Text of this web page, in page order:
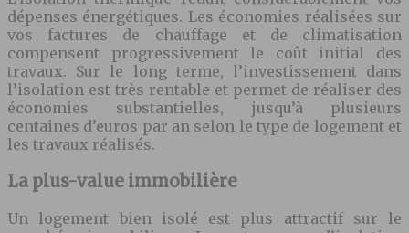
dépenses énergétiques. Les économies réalisées sur
vos factures de chauffage et de climatisation
compensent progressivement le coût initial des
travaux. Sur le long terme, l’investissement dans
l’isolation est très rentable et permet de réaliser des
économies substantielles, jusqu’à plusieurs
centaines d’euros par an selon le type de logement et
les travaux réalisés.
La plus-value immobilière
Un logement bien isolé est plus attractif sur le